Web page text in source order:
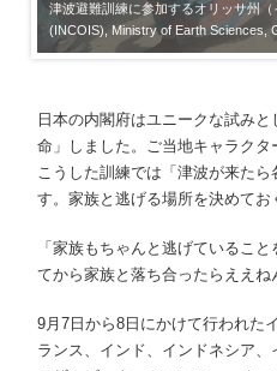
津波避難訓練に参加するオリッサ州
(INCOIS), Ministry of Earth Sciences,
日本の内閣府はユニークな試み
命」しました。ご当地キャラクタ
こうした訓練では「津波が来た
す。家族と逃げる場所を決めてお
「家族もちゃんと逃げているこ
てから家族と落ち合ったらええね
9月7日から8日にかけて行われた
ランス、インド、インドネシア